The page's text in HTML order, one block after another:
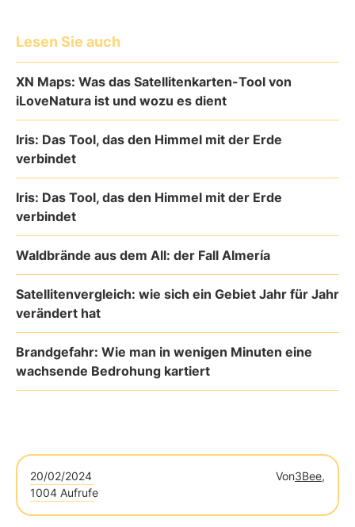
Lesen Sie auch
XN Maps: Was das Satellitenkarten-Tool von
iLoveNatura ist und wozu es dient
Iris: Das Tool, das den Himmel mit der Erde
verbindet
Iris: Das Tool, das den Himmel mit der Erde
verbindet
Waldbrände aus dem All: der Fall Almería
Satellitenvergleich: wie sich ein Gebiet Jahr für Jahr
verändert hat
Brandgefahr: Wie man in wenigen Minuten eine
wachsende Bedrohung kartiert
20/02/2024 Von3Bee,
1004 Aufrufe